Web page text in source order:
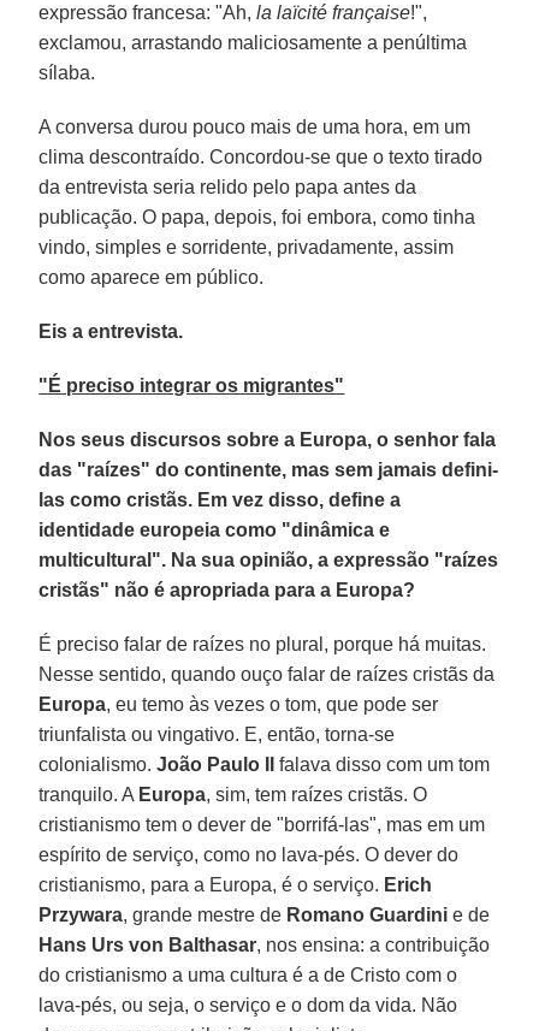
expressão francesa: "Ah,la laïcité française!",
exclamou, arrastando maliciosamente a penúltima
sílaba.
A conversa durou pouco mais de uma hora, em um
clima descontraído. Concordou-se que o texto tirado
da entrevista seria relido pelo papa antes da
publicação. O papa, depois, foi embora, como tinha
vindo, simples e sorridente, privadamente, assim
como aparece em público.
Eis a entrevista.
"É preciso integrar os migrantes"
Nos seus discursos sobre a Europa, o senhor fala
das "raízes" do continente, mas sem jamais defini-
las como cristãs. Em vez disso, define a
identidade europeia como "dinâmica e
multicultural". Na sua opinião, a expressão "raízes
cristãs" não é apropriada para a Europa?
É preciso falar de raízes no plural, porque há muitas.
Nesse sentido, quando ouço falar de raízes cristãs da
Europa, eu temo às vezes o tom, que pode ser
triunfalista ou vingativo. E, então, torna-se
colonialismo.João Paulo II
falava disso com um tom
tranquilo. A Europa, sim, tem raízes cristãs. O
cristianismo tem o dever de "borrifá-las", mas em um
espírito de serviço, como no lava-pés. O dever do
cristianismo, para a Europa, é o serviço. Erich
Przywara, grande mestre de Romano Guardini e de
Hans Urs von Balthasar, nos ensina: a contribuição
do cristianismo a uma cultura é a de Cristo com o
lava-pés, ou seja, o serviço e o dom da vida. Não